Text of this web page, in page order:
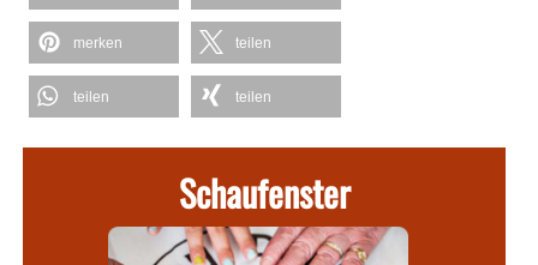
merken teilen
teilen teilen
Schaufenster